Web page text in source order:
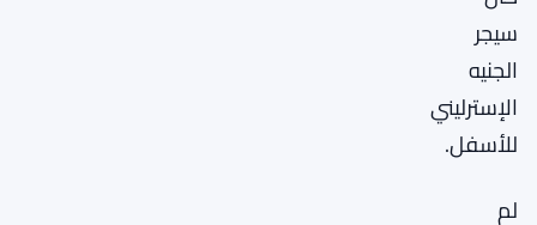
سيجر
الجنيه
الإسترليني
للأسفل.
لم